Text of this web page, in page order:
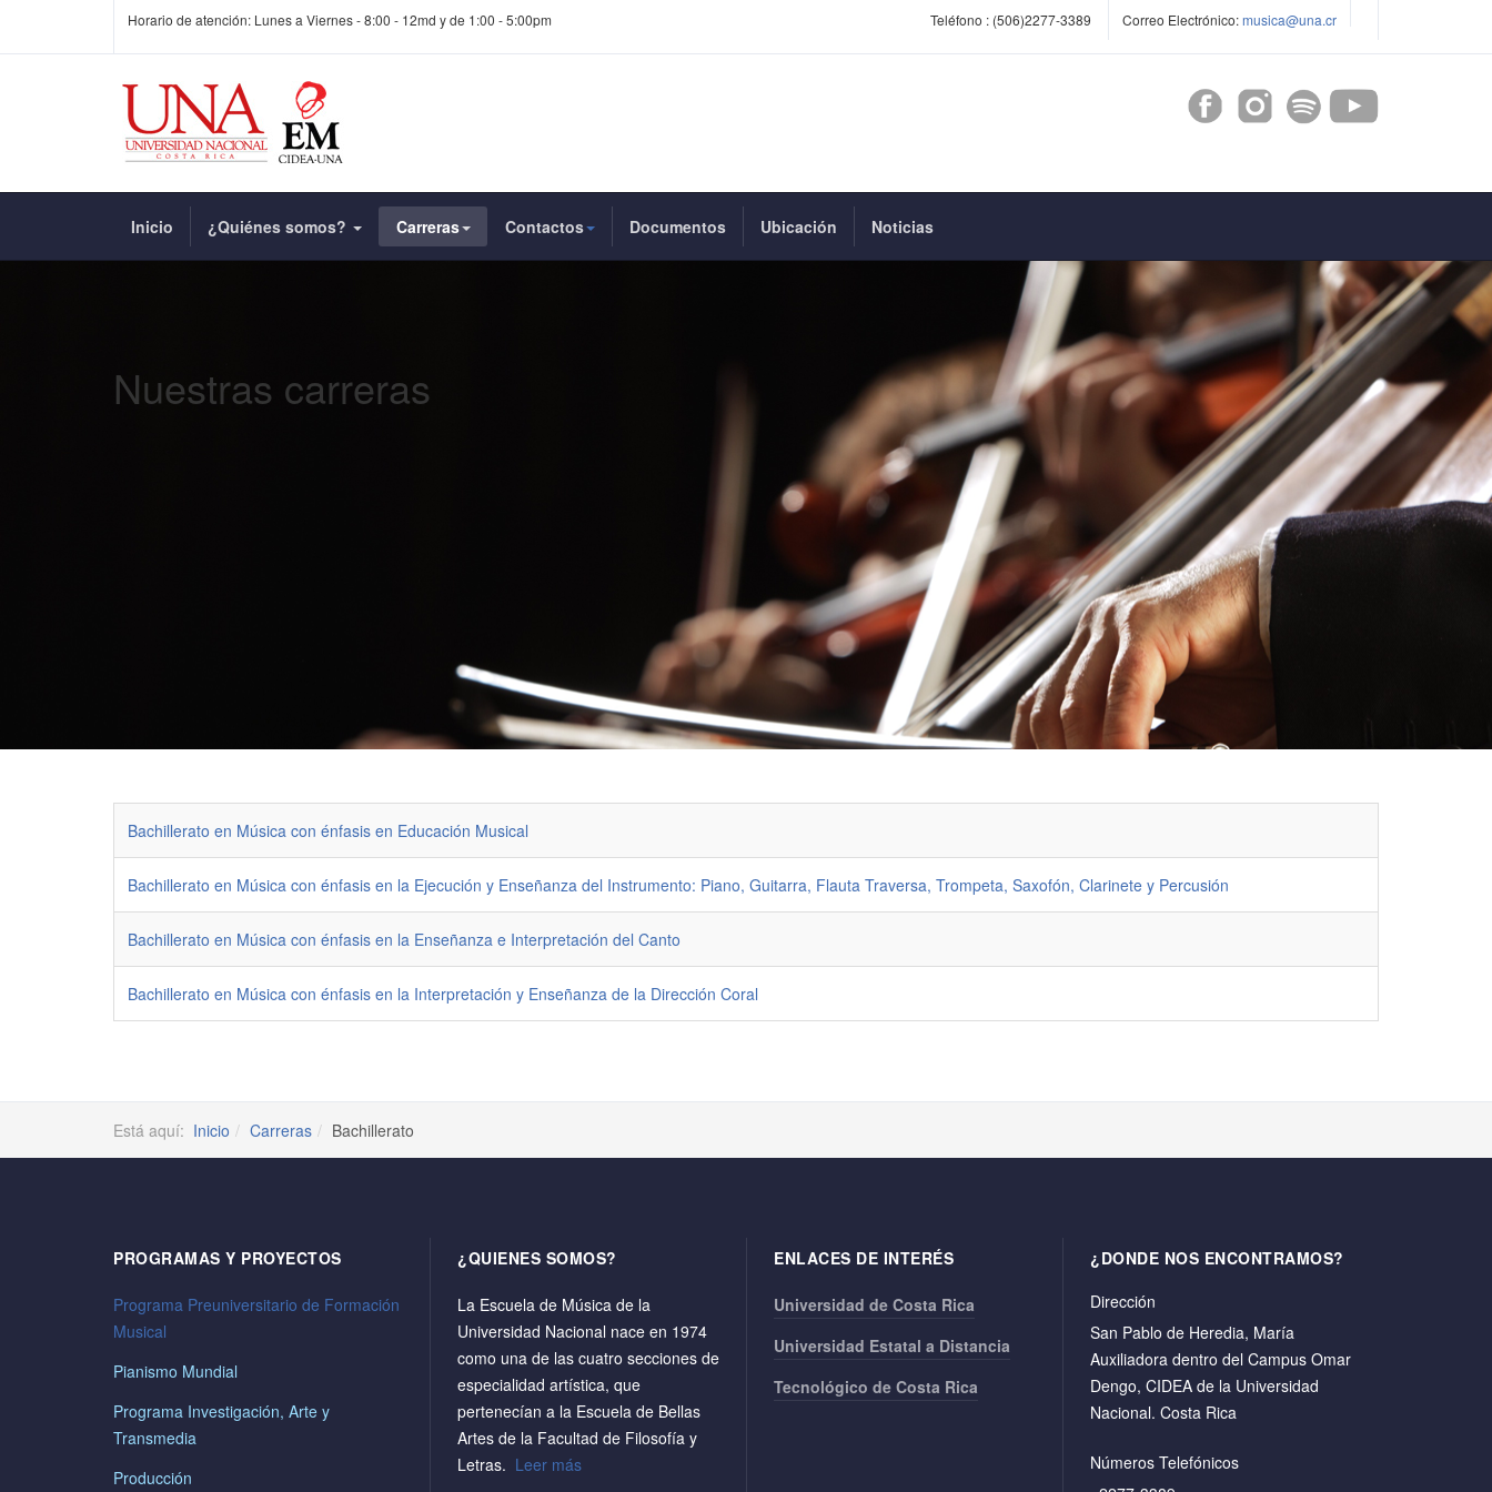
Horario de atención: Lunes a Viernes - 8:00 - 12md y de 1:00 - 5:00pm Teléfono : (506)2277-3389 Correo Electrónico:musica@una.cr
Inicio ¿Quiénes somos? Carreras Contactos Documentos Ubicación Noticias
Nuestras carreras
Bachillerato en Música con énfasis en Educación Musical
Bachillerato en Música con énfasis en la Ejecución y Enseñanza del Instrumento: Piano, Guitarra, Flauta Traversa, Trompeta, Saxofón, Clarinete y Percusión
Bachillerato en Música con énfasis en la Enseñanza e Interpretación del Canto
Bachillerato en Música con énfasis en la Interpretación y Enseñanza de la Dirección Coral
Está aquí: Inicio Carreras Bachillerato
PROGRAMAS Y PROYECTOS
Programa Preuniversitario de Formación
Musical
Pianismo Mundial
Programa Investigación, Arte y
Transmedia
Producción
¿QUIENES SOMOS?
La Escuela de Música de la
Universidad Nacional nace en 1974
como una de las cuatro secciones de
especialidad artística, que
pertenecían a la Escuela de Bellas
Artes de la Facultad de Filosofía y
Letras. Leer más
ENLACES DE INTERÉS
Universidad de Costa Rica
Universidad Estatal a Distancia
Tecnológico de Costa Rica
¿DONDE NOS ENCONTRAMOS?
Dirección
San Pablo de Heredia, María
Auxiliadora dentro del Campus Omar
Dengo, CIDEA de la Universidad
Nacional. Costa Rica
Números Telefónicos